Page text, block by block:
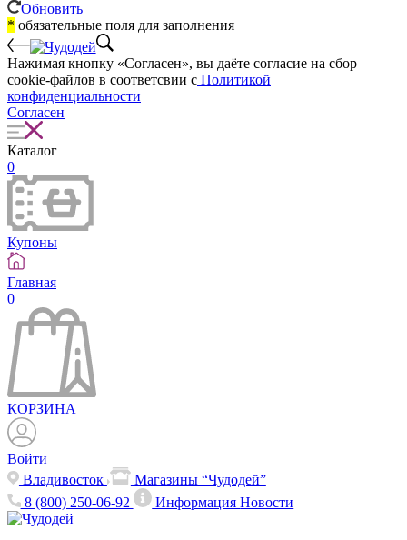
Обновить
* обязательные поля для заполнения
Нажимая кнопку «Согласен», вы даёте cогласие на сбор
cookie-файлов в соответсвии с Политикой
конфиденциальности
Согласен
Каталог
0
Купоны
Главная
0
КОРЗИНА
Войти
Владивосток
Магазины “Чудодей”
8 (800) 250-06-92
ИнформацияНовости